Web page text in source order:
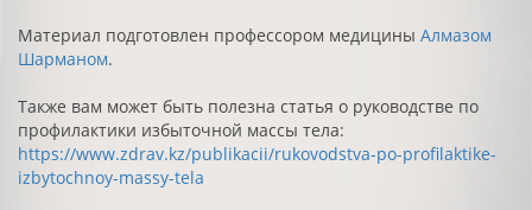
Материал подготовлен профессором медицины Алмазом
Шарманом.
Также вам может быть полезна статья о руководстве по
профилактики избыточной массы тела:
https://www.zdrav.kz/publikacii/rukovodstva-po-profilaktike-
izbytochnoy-massy-tela